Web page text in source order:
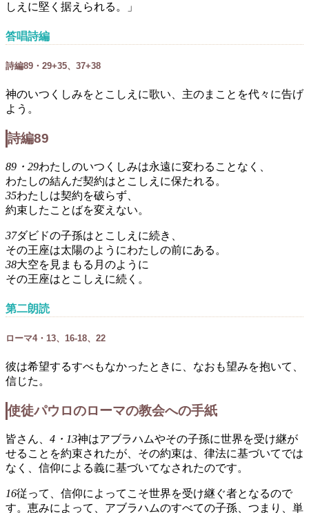
しえに堅く据えられる。」
答唱詩編
詩編89・29+35、37+38
神のいつくしみをとこしえに歌い、主のまことを代々に告げ
よう。
詩編89
89・29わたしのいつくしみは永遠に変わることなく、
わたしの結んだ契約はとこしえに保たれる。
35わたしは契約を破らず、
約束したことばを変えない。
37ダビドの子孫はとこしえに続き、
その王座は太陽のようにわたしの前にある。
38大空を見まもる月のように
その王座はとこしえに続く。
第二朗読
ローマ4・13、16-18、22
彼は希望するすべもなかったときに、なおも望みを抱いて、
信じた。
使徒パウロのローマの教会への手紙
皆さん、 4・13神はアブラハムやその子孫に世界を受け継が
せることを約束されたが、その約束は、律法に基づいてでは
なく、信仰による義に基づいてなされたのです。
16従って、信仰によってこそ世界を受け継ぐ者となるので
す。恵みによって、アブラハムのすべての子孫、つまり、単